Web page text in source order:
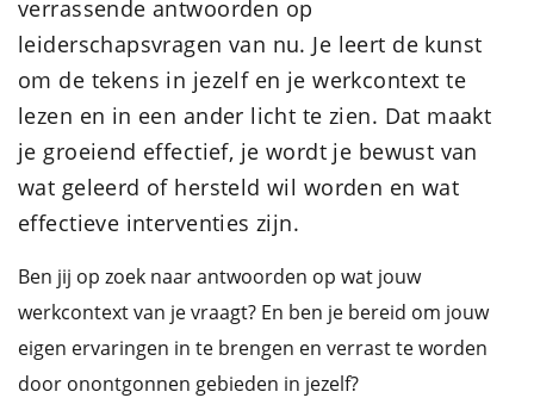
verrassende antwoorden op
leiderschapsvragen van nu. Je leert de kunst
om de tekens in jezelf en je werkcontext te
lezen en in een ander licht te zien. Dat maakt
je groeiend effectief, je wordt je bewust van
wat geleerd of hersteld wil worden en wat
effectieve interventies zijn.
Ben jij op zoek naar antwoorden op wat jouw
werkcontext van je vraagt? En ben je bereid om jouw
eigen ervaringen in te brengen en verrast te worden
door onontgonnen gebieden in jezelf?